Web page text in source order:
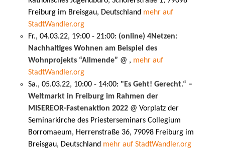
Freiburg im Breisgau, Deutschland mehr auf
StadtWandler.org
Fr., 04.03.22, 19:00 - 21:00: (online) 4Netzen:
Nachhaltiges Wohnen am Beispiel des
Wohnprojekts “Allmende” @ , mehr auf
StadtWandler.org
Sa., 05.03.22, 10:00 - 14:00: "Es Geht! Gerecht.“ –
Weltmarkt in Freiburg im Rahmen der
MISEREOR-Fastenaktion 2022 @ Vorplatz der
Seminarkirche des Priesterseminars Collegium
Borromaeum, Herrenstraße 36, 79098 Freiburg im
Breisgau, Deutschland mehr auf StadtWandler.org